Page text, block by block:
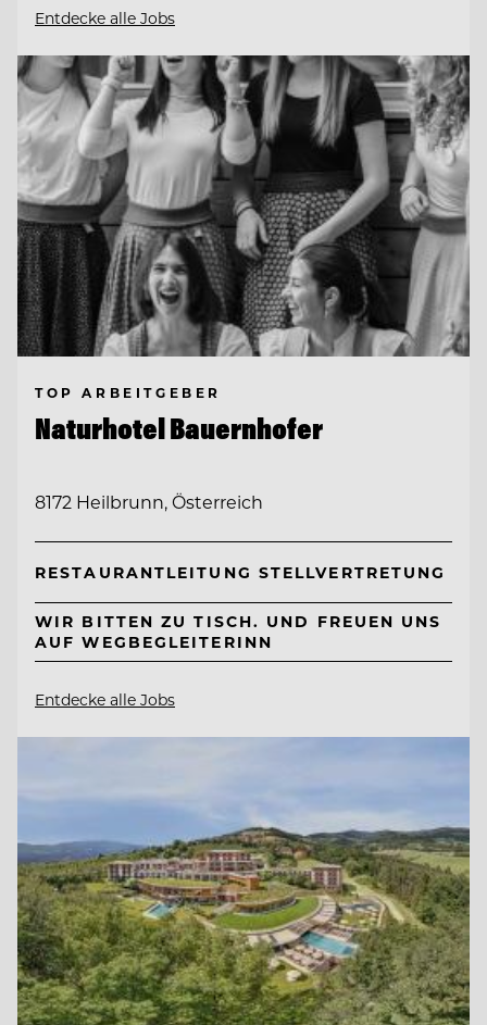
Entdecke alle Jobs
TOP ARBEITGEBER
Naturhotel Bauernhofer
8172 Heilbrunn, Österreich
RESTAURANTLEITUNG STELLVERTRETUNG
WIR BITTEN ZU TISCH. UND FREUEN UNS
AUF WEGBEGLEITERINN
Entdecke alle Jobs